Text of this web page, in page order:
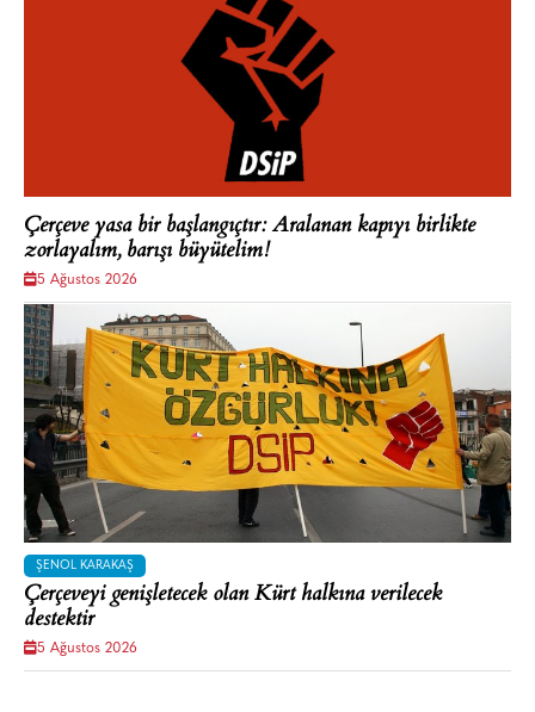
Çerçeve yasa bir başlangıçtır: Aralanan kapıyı birlikte
zorlayalım, barışı büyütelim!
5 Ağustos 2026
ŞENOL KARAKAŞ
Çerçeveyi genişletecek olan Kürt halkına verilecek
destektir
5 Ağustos 2026